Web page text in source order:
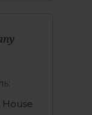
House